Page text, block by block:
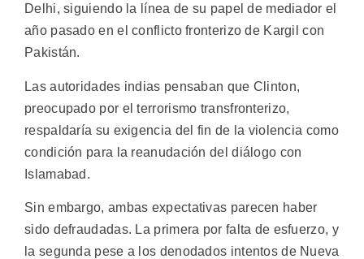
Delhi, siguiendo la línea de su papel de mediador el
año pasado en el conflicto fronterizo de Kargil con
Pakistán.
Las autoridades indias pensaban que Clinton,
preocupado por el terrorismo transfronterizo,
respaldaría su exigencia del fin de la violencia como
condición para la reanudación del diálogo con
Islamabad.
Sin embargo, ambas expectativas parecen haber
sido defraudadas. La primera por falta de esfuerzo, y
la segunda pese a los denodados intentos de Nueva